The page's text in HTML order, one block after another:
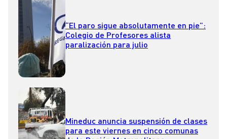
“El paro sigue absolutamente en pie”:
Colegio de Profesores alista
paralización para julio
Mineduc anuncia suspensión de clases
para este viernes en cinco comunas